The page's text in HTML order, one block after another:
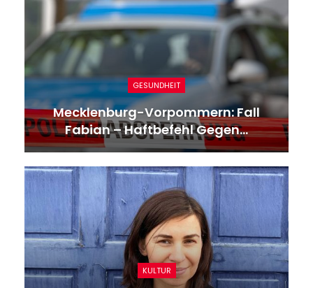
GESUNDHEIT
Mecklenburg-Vorpommern: Fall
Fabian – Haftbefehl Gegen…
KULTUR